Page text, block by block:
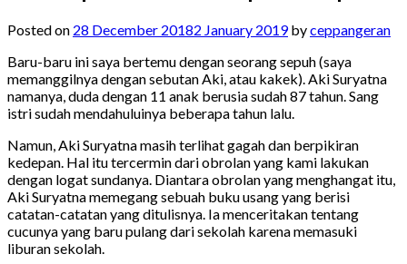
Posted on 28 December 20182 January 2019byceppangeran
Baru-baru ini saya bertemu dengan seorang sepuh (saya
memanggilnya dengan sebutan Aki, atau kakek). Aki Suryatna
namanya, duda dengan 11 anak berusia sudah 87 tahun. Sang
istri sudah mendahuluinya beberapa tahun lalu.
Namun, Aki Suryatna masih terlihat gagah dan berpikiran
kedepan. Hal itu tercermin dari obrolan yang kami lakukan
dengan logat sundanya. Diantara obrolan yang menghangat itu,
Aki Suryatna memegang sebuah buku usang yang berisi
catatan-catatan yang ditulisnya. Ia menceritakan tentang
cucunya yang baru pulang dari sekolah karena memasuki
liburan sekolah.